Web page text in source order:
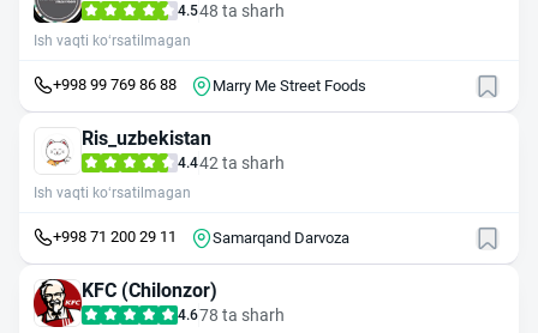
4.548 ta sharh
Ish vaqti ko‘rsatilmagan
+998 99 769 86 88 Marry Me Street Foods
Ris_uzbekistan
4.442 ta sharh
Ish vaqti ko‘rsatilmagan
+998 71 200 29 11 Samarqand Darvoza
KFC (Chilonzor)
4.678 ta sharh